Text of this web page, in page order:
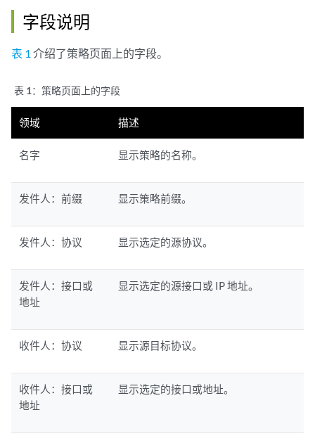
字段说明
表 1 介绍了策略页面上的字段。
表 1： 策略页面上的字段
领域 描述
名字 显示策略的名称。
发件人：前缀 显示策略前缀。
发件人：协议 显示选定的源协议。
发件人：接口或
地址
显示选定的源接口或 IP 地址。
收件人：协议 显示源目标协议。
收件人：接口或
地址
显示选定的接口或地址。